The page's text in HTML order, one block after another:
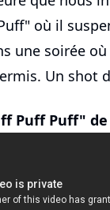
où il
une soirée
Un shot
Puff Puff" de